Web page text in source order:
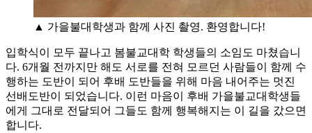
▲ 가을불대학생과 함께 사진 촬영. 환영합니다!
입학식이 모두 끝나고 봄불교대학 학생들의 소임도 마쳤습니
다. 6개월 전까지만 해도 서로를 전혀 모르던 사람들이 함께 수
행하는 도반이 되어 후배 도반들을 위해 마음 내어주는 멋진
선배도반이 되었습니다. 이런 마음이 후배 가을불교대학생들
에게 그대로 전달되어 그들도 함께 행복해지는 이 길을 갔으면
합니다.